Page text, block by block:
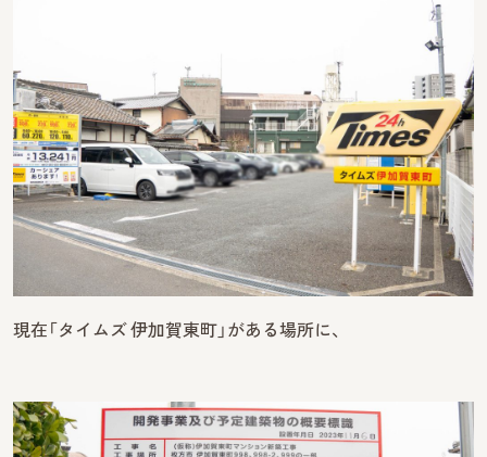
現在「タイムズ 伊加賀東町」がある場所に、